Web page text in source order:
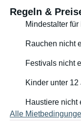
Utensilien)
- Eine zweite große
Stand-Up-
- Stauraum neben
- Strahler über dem
- Ein Zelt als
- Eine
Regeln &
Mindestalter
Rauchen nicht
Festivals nicht
Kinder unter
Haustiere nicht
Alle